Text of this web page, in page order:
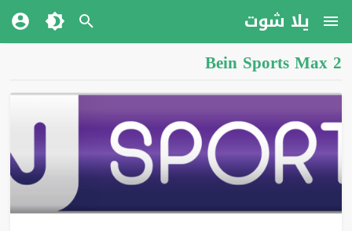
يلا شوت
Bein Sports Max 2